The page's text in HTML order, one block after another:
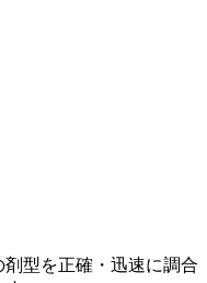
型を正確・迅速に調合